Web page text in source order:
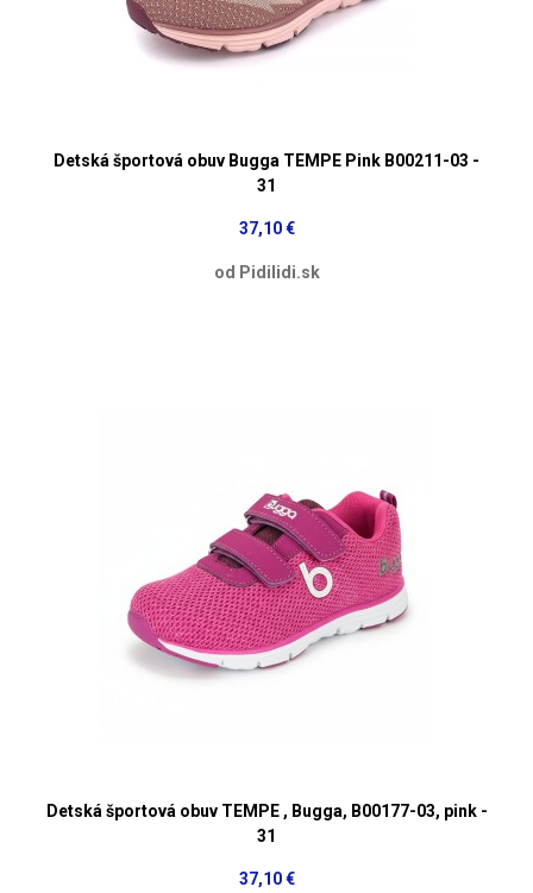
Detská športová obuv Bugga TEMPE Pink B00211-03 -
31
37,10 €
od Pidilidi.sk
Detská športová obuv TEMPE , Bugga, B00177-03, pink -
31
37,10 €